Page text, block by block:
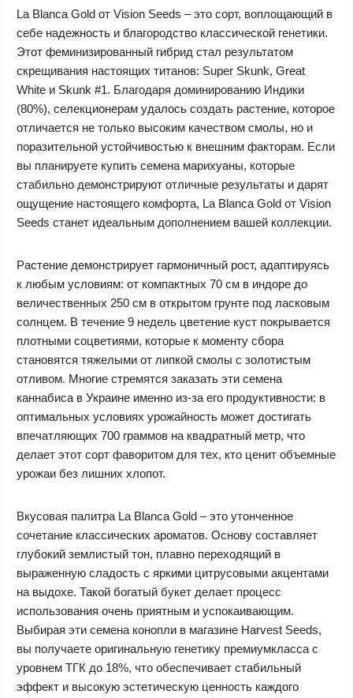
La Blanca Gold от Vision Seeds – это сорт, воплощающий в
себе надежность и благородство классической генетики.
Этот феминизированный гибрид стал результатом
скрещивания настоящих титанов: Super Skunk, Great
White и Skunk #1. Благодаря доминированию Индики
(80%), селекционерам удалось создать растение, которое
отличается не только высоким качеством смолы, но и
поразительной устойчивостью к внешним факторам. Если
вы планируете купить семена марихуаны, которые
стабильно демонстрируют отличные результаты и дарят
ощущение настоящего комфорта, La Blanca Gold от Vision
Seeds станет идеальным дополнением вашей коллекции.
Растение демонстрирует гармоничный рост, адаптируясь
к любым условиям: от компактных 70 см в индоре до
величественных 250 см в открытом грунте под ласковым
солнцем. В течение 9 недель цветение куст покрывается
плотными соцветиями, которые к моменту сбора
становятся тяжелыми от липкой смолы с золотистым
отливом. Многие стремятся заказать эти семена
каннабиса в Украине именно из-за его продуктивности: в
оптимальных условиях урожайность может достигать
впечатляющих 700 граммов на квадратный метр, что
делает этот сорт фаворитом для тех, кто ценит объемные
урожаи без лишних хлопот.
Вкусовая палитра La Blanca Gold – это утонченное
сочетание классических ароматов. Основу составляет
глубокий землистый тон, плавно переходящий в
выраженную сладость с яркими цитрусовыми акцентами
на выдохе. Такой богатый букет делает процесс
использования очень приятным и успокаивающим.
Выбирая эти семена конопли в магазине Harvest Seeds,
вы получаете оригинальную генетику премиумкласса с
уровнем ТГК до 18%, что обеспечивает стабильный
эффект и высокую эстетическую ценность каждого